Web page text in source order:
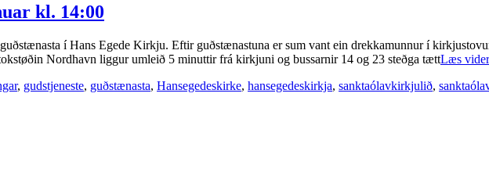
kl. 14:00
í Hans Egede Kirkju. Eftir guðstænastuna er sum vant ein drekkamunnur í
Nordhavn liggur umleið 5 minuttir frá kirkjuni og bussarnir 14 og 23 steðga tættLæs
, gudstjeneste, guðstænasta, Hansegedeskirke, hansegedeskirkja, sanktaólavkirkjulið,